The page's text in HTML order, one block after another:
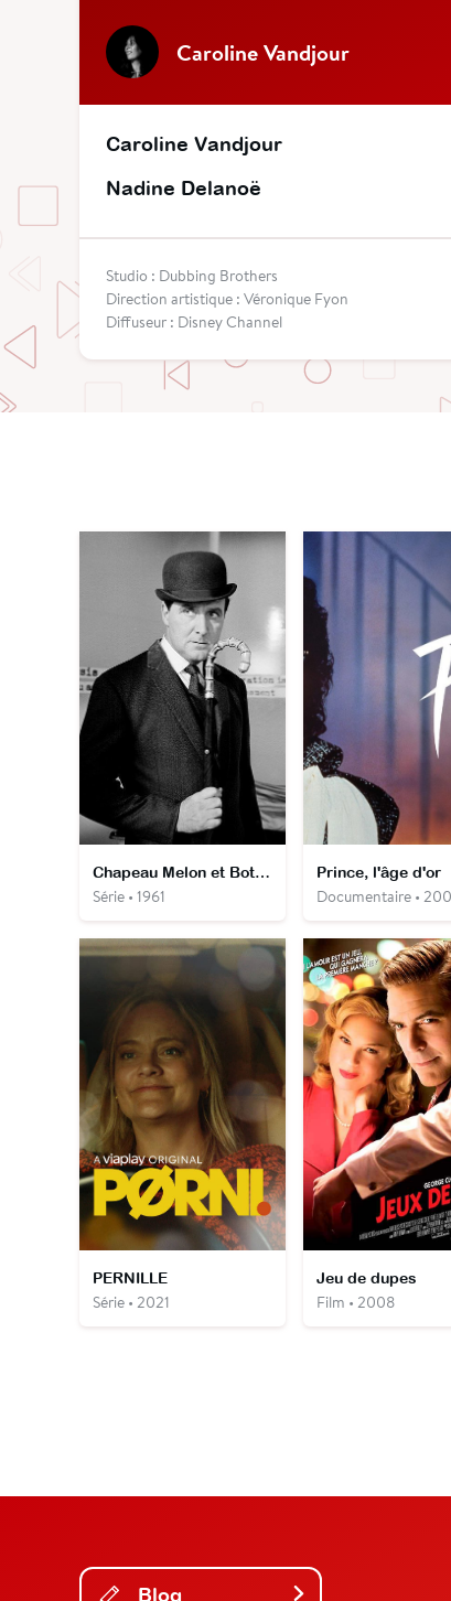
Caroline Vandjour
Caroline Vandjour
Nadine Delanoë
Studio : Dubbing Brothers
Direction artistique : Véronique Fyon
Diffuseur : Disney Channel
Chapeau Melon et Bottes de Cuir
Série • 1961
Prince, l'âge d'or
Documentaire •
PERNILLE
Série • 2021
Jeu de dupes
Film • 2008
Blog